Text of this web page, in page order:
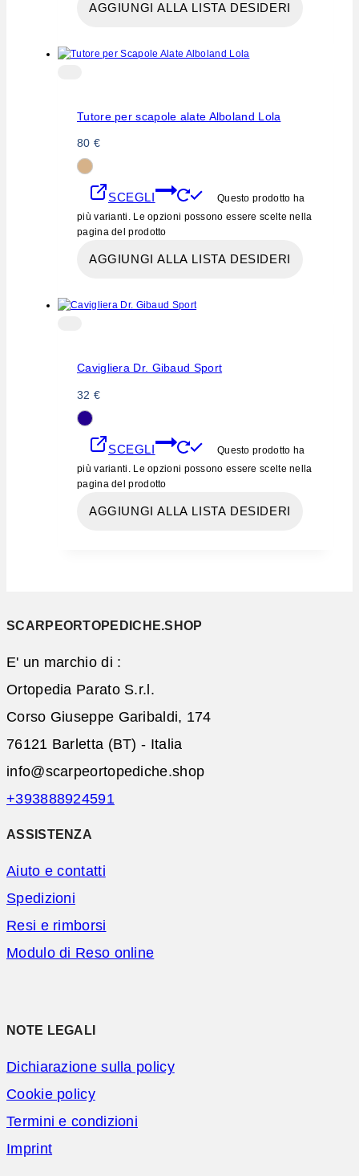
AGGIUNGI ALLA LISTA DESIDERI
Tutore per scapole alate Alboland Lola
80 €
SCEGLI
Questo prodotto ha
più varianti. Le opzioni possono essere scelte nella
pagina del prodotto
AGGIUNGI ALLA LISTA DESIDERI
Cavigliera Dr. Gibaud Sport
32 €
SCEGLI
Questo prodotto ha
più varianti. Le opzioni possono essere scelte nella
pagina del prodotto
AGGIUNGI ALLA LISTA DESIDERI
SCARPEORTOPEDICHE.SHOP
E' un marchio di :
Ortopedia Parato S.r.l.
Corso Giuseppe Garibaldi, 174
76121 Barletta (BT) - Italia
info@scarpeortopediche.shop
+393888924591
ASSISTENZA
Aiuto e contatti
Spedizioni
Resi e rimborsi
Modulo di Reso online
NOTE LEGALI
Dichiarazione sulla policy
Cookie policy
Termini e condizioni
Imprint